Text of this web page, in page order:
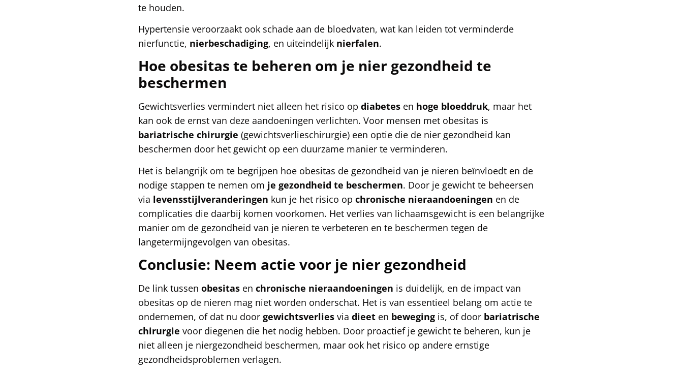
te houden.
Hypertensie veroorzaakt ook schade aan de bloedvaten, wat kan leiden tot verminderde
nierfunctie, nierbeschadiging, en uiteindelijk nierfalen.
Hoe obesitas te beheren om je nier gezondheid te
beschermen
Gewichtsverlies vermindert niet alleen het risico op diabetes en hoge bloeddruk, maar het
kan ook de ernst van deze aandoeningen verlichten. Voor mensen met obesitas is
bariatrische chirurgie (gewichtsverlieschirurgie) een optie die de nier gezondheid kan
beschermen door het gewicht op een duurzame manier te verminderen.
Het is belangrijk om te begrijpen hoe obesitas de gezondheid van je nieren beïnvloedt en de
nodige stappen te nemen om je gezondheid te beschermen. Door je gewicht te beheersen
via levensstijlveranderingen kun je het risico op chronische nieraandoeningen en de
complicaties die daarbij komen voorkomen. Het verlies van lichaamsgewicht is een belangrijke
manier om de gezondheid van je nieren te verbeteren en te beschermen tegen de
langetermijngevolgen van obesitas.
Conclusie: Neem actie voor je nier gezondheid
De link tussen obesitas en chronische nieraandoeningen is duidelijk, en de impact van
obesitas op de nieren mag niet worden onderschat. Het is van essentieel belang om actie te
ondernemen, of dat nu door gewichtsverlies via dieet en beweging is, of door bariatrische
chirurgie voor diegenen die het nodig hebben. Door proactief je gewicht te beheren, kun je
niet alleen je niergezondheid beschermen, maar ook het risico op andere ernstige
gezondheidsproblemen verlagen.